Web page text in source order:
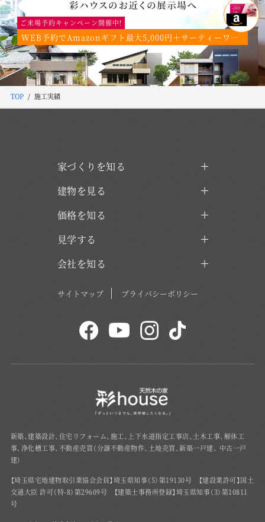
TOP 施工実績
ご来場予約キャンペーン開催中!
WEB予約でAmazonギフト最大5,000円＋サーティーワンギフトカード2,000円分プレゼント！
家づくりを知る
建物を見る
価格を知る
見学する
会社を知る
サイトマップ プライバシーポリシー
新築、建築設計、住宅リフォーム、施工、上下水道指定工事店、土木工事、解体工
事、浄化槽工事、不動産売買（分譲不動産物件、土地売買、新築一戸建、 中古一戸
建）
【埼玉県宅地建物取引業協会会員】埼玉県知事（5）第19130号 【建設業許可】国土
交通大臣 許可（特-8）第29609号 【建築士事務所登録】埼玉県知事（3）第10811
号